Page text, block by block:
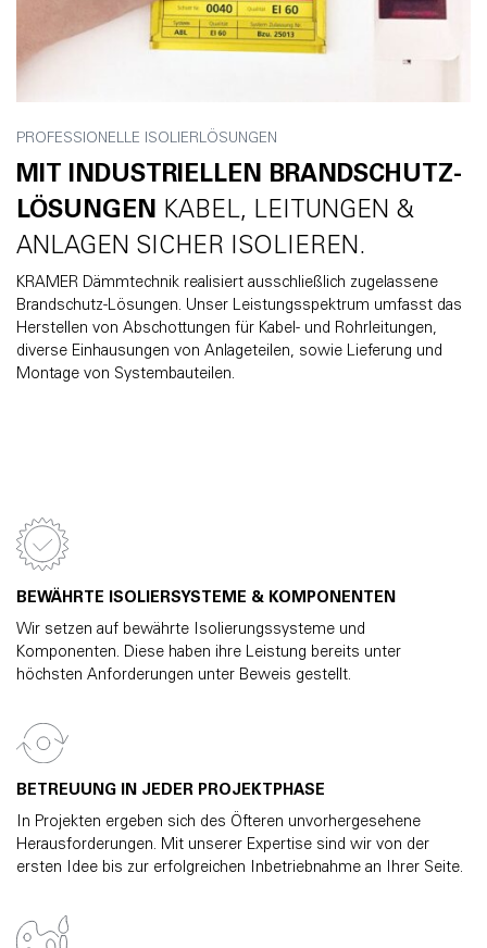
PROFESSIONELLE ISOLIERLÖSUNGEN
MIT INDUSTRIELLEN BRANDSCHUTZ-
LÖSUNGEN KABEL, LEITUNGEN &
ANLAGEN SICHER ISOLIEREN.
KRAMER Dämmtechnik realisiert ausschließlich zugelassene
Brandschutz-Lösungen. Unser Leistungsspektrum umfasst das
Herstellen von Abschottungen für Kabel- und Rohrleitungen,
diverse Einhausungen von Anlageteilen, sowie Lieferung und
Montage von Systembauteilen.
BEWÄHRTE ISOLIERSYSTEME & KOMPONENTEN
Wir setzen auf bewährte Isolierungssysteme und
Komponenten. Diese haben ihre Leistung bereits unter
höchsten Anforderungen unter Beweis gestellt.
BETREUUNG IN JEDER PROJEKTPHASE
In Projekten ergeben sich des Öfteren unvorhergesehene
Herausforderungen. Mit unserer Expertise sind wir von der
ersten Idee bis zur erfolgreichen Inbetriebnahme an Ihrer Seite.